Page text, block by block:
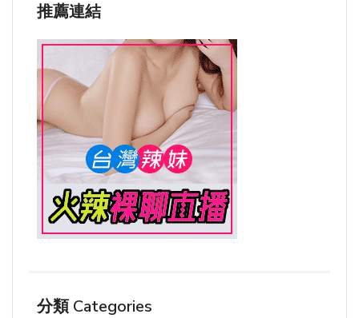
推薦連結
分類 Categories